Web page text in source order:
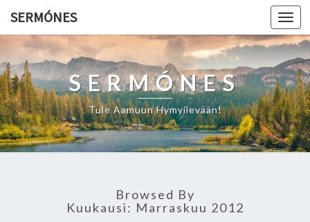
SERMÓNES
SERMÓNES
Tule Aamuun Hymyilevään!
Browsed By
Kuukausi: Marraskuu 2012